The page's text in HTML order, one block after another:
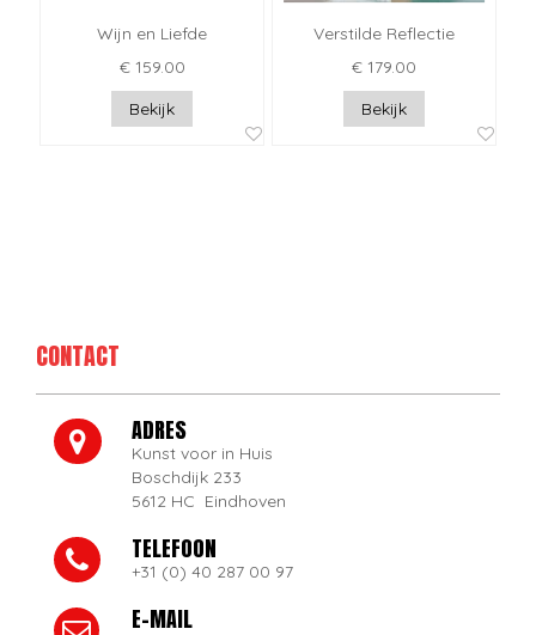
Wijn en Liefde
€ 159.00
Bekijk
Verstilde Reflectie
€ 179.00
Bekijk
CONTACT
ADRES
Kunst voor in Huis
Boschdijk 233
5612 HC Eindhoven
TELEFOON
+31 (0) 40 287 00 97
E-MAIL